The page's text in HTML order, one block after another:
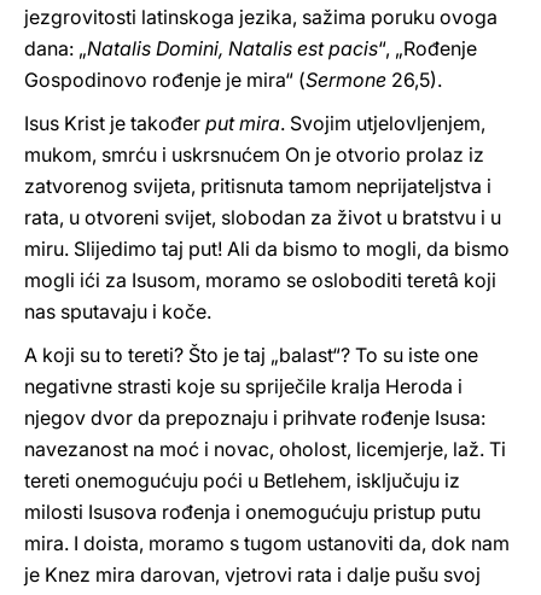
jezgrovitosti latinskoga jezika, sažima poruku ovoga
dana: „Natalis Domini, Natalis est pacis“, „Rođenje
Gospodinovo rođenje je mira“ (Sermone 26,5).
Isus Krist je također put mira. Svojim utjelovljenjem,
mukom, smrću i uskrsnućem On je otvorio prolaz iz
zatvorenog svijeta, pritisnuta tamom neprijateljstva i
rata, u otvoreni svijet, slobodan za život u bratstvu i u
miru. Slijedimo taj put! Ali da bismo to mogli, da bismo
mogli ići za Isusom, moramo se osloboditi teretâ koji
nas sputavaju i koče.
A koji su to tereti? Što je taj „balast“? To su iste one
negativne strasti koje su spriječile kralja Heroda i
njegov dvor da prepoznaju i prihvate rođenje Isusa:
navezanost na moć i novac, oholost, licemjerje, laž. Ti
tereti onemogućuju poći u Betlehem, isključuju iz
milosti Isusova rođenja i onemogućuju pristup putu
mira. I doista, moramo s tugom ustanoviti da, dok nam
je Knez mira darovan, vjetrovi rata i dalje pušu svoj